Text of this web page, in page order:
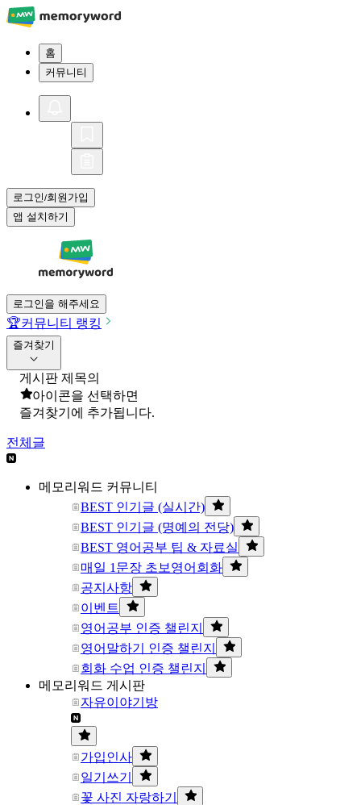
홈
커뮤니티
로그인/회원가입
앱 설치하기
로그인을 해주세요
🏆커뮤니티 랭킹
즐겨찾기
게시판 제목의
아이콘을 선택하면
즐겨찾기에 추가됩니다.
전체글
메모리워드 커뮤니티
BEST 인기글 (실시간)
BEST 인기글 (명예의 전당)
BEST 영어공부 팁 & 자료실
매일 1문장 초보영어회화
공지사항
이벤트
영어공부 인증 챌린지
영어말하기 인증 챌린지
회화 수업 인증 챌린지
메모리워드 게시판
자유이야기방
가입인사
일기쓰기
꽃 사진 자랑하기